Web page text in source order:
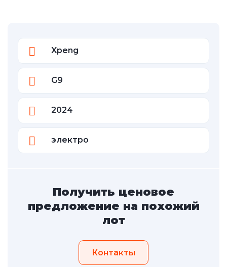
Xpeng
G9
2024
электро
Получить ценовое
предложение на похожий
лот
Контакты